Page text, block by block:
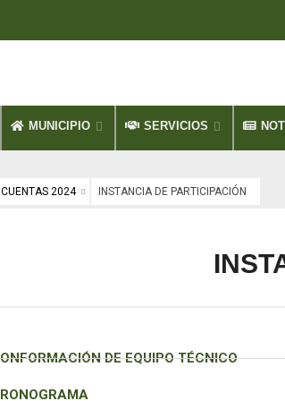
MUNICIPIO SERVICIOS
CUENTAS 2024 INSTANCIA DE PARTICIPACIÓN
DE EQUIPO TÉCNICO